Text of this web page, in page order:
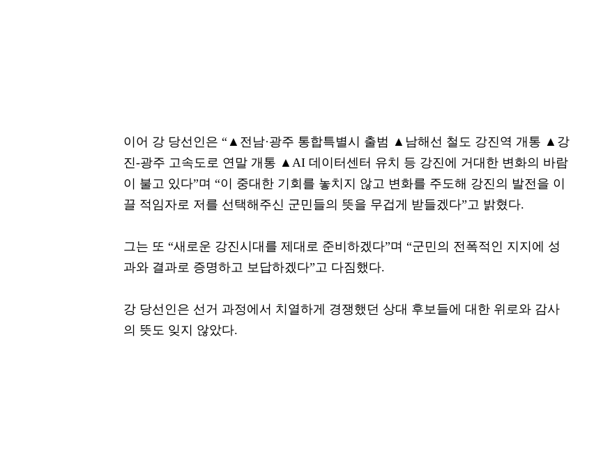
이어 강 당선인은 “▲전남·광주 통합특별시 출범 ▲남해선 철도 강진역 개통 ▲강
진-광주 고속도로 연말 개통 ▲AI 데이터센터 유치 등 강진에 거대한 변화의 바람
이 불고 있다”며 “이 중대한 기회를 놓치지 않고 변화를 주도해 강진의 발전을 이
끌 적임자로 저를 선택해주신 군민들의 뜻을 무겁게 받들겠다”고 밝혔다.
그는 또 “새로운 강진시대를 제대로 준비하겠다”며 “군민의 전폭적인 지지에 성
과와 결과로 증명하고 보답하겠다”고 다짐했다.
강 당선인은 선거 과정에서 치열하게 경쟁했던 상대 후보들에 대한 위로와 감사
의 뜻도 잊지 않았다.